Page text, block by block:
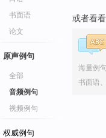
书面语
论文
原声例句
全部
音频例句
视频例句
权威例句
或者看
海量例
书面语